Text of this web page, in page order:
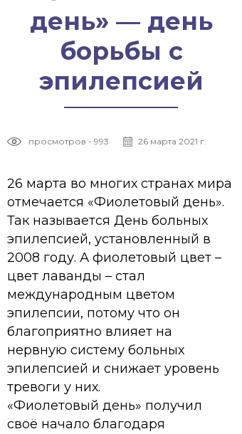
день» — день
борьбы с
эпилепсией
просмотров - 993 26 марта 2021 г.
26 марта во многих странах мира
отмечается «Фиолетовый день».
Так называется День больных
эпилепсией, установленный в
2008 году. А фиолетовый цвет –
цвет лаванды – стал
международным цветом
эпилепсии, потому что он
благоприятно влияет на
нервную систему больных
эпилепсией и снижает уровень
тревоги у них.
«Фиолетовый день» получил
своё начало благодаря